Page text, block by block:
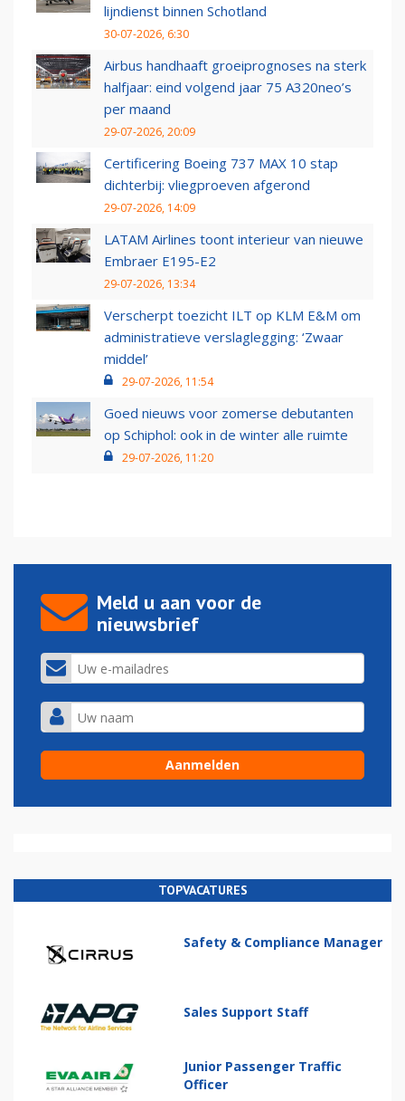
lijndienst binnen Schotland
30-07-2026, 6:30
Airbus handhaaft groeiprognoses na sterk
halfjaar: eind volgend jaar 75 A320neo’s
per maand
29-07-2026, 20:09
Certificering Boeing 737 MAX 10 stap
dichterbij: vliegproeven afgerond
29-07-2026, 14:09
LATAM Airlines toont interieur van nieuwe
Embraer E195-E2
29-07-2026, 13:34
Verscherpt toezicht ILT op KLM E&M om
administratieve verslaglegging: ‘Zwaar
middel’
29-07-2026, 11:54
Goed nieuws voor zomerse debutanten
op Schiphol: ook in de winter alle ruimte
29-07-2026, 11:20
Meld u aan voor de
nieuwsbrief
TOPVACATURES
Safety & Compliance Manager
Sales Support Staff
Junior Passenger Traffic
Officer